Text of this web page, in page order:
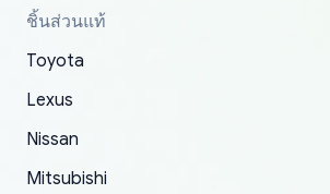
parcel was lost somewhere within
replacement order was shipped
The only reason for giving them 4
order.
had troubles on my previous
and giving me updates.
toyota!.
ชิ้นส่วนแท้
Toyota
Lexus
Nissan
Mitsubishi